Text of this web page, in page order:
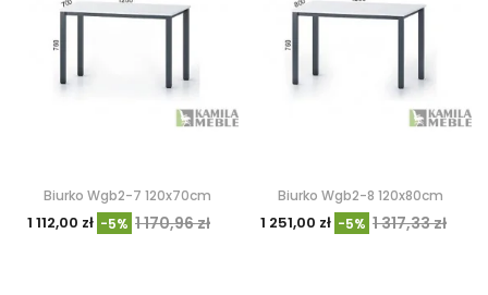
Biurko Wgb2-7 120x70cm
1 112,00 zł -5% 1 170,96 zł
Biurko Wgb2-8 120x80cm
1 251,00 zł -5% 1 317,33 zł